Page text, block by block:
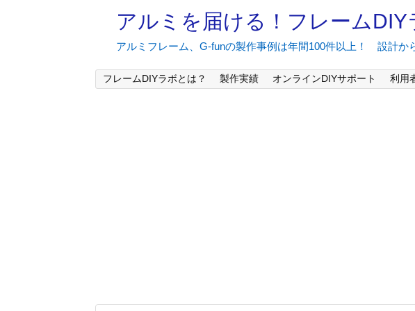
アルミを届ける！フレームDIY
アルミフレーム、G-funの製作事例は年間100件以上！ 設計か
フレームDIYラボとは？ 製作実績 オンラインDIYサポート 利用